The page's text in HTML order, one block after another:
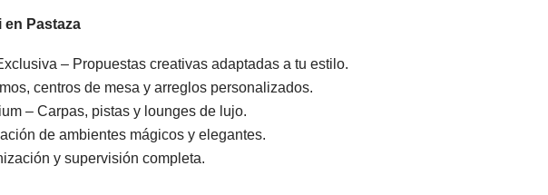
Pastaza
– Propuestas creativas adaptadas a tu estilo.
centros de mesa y arreglos personalizados.
– Carpas, pistas y lounges de lujo.
de ambientes mágicos y elegantes.
y supervisión completa.